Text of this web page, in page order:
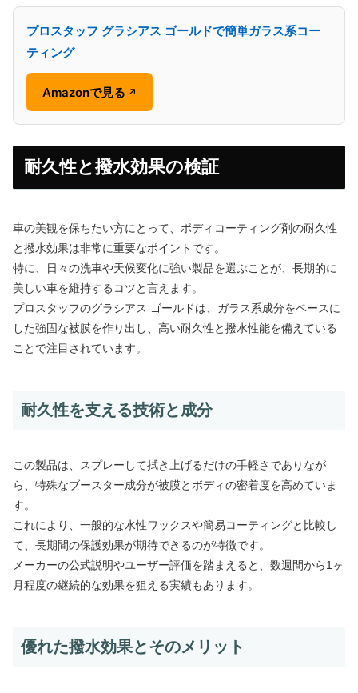
プロスタッフ グラシアス ゴールドで簡単ガラス系コー
ティング
Amazonで見る ↗
耐久性と撥水効果の検証
車の美観を保ちたい方にとって、ボディコーティング剤の耐久性
と撥水効果は非常に重要なポイントです。
特に、日々の洗車や天候変化に強い製品を選ぶことが、長期的に
美しい車を維持するコツと言えます。
プロスタッフのグラシアス ゴールドは、ガラス系成分をベースに
した強固な被膜を作り出し、高い耐久性と撥水性能を備えている
ことで注目されています。
耐久性を支える技術と成分
この製品は、スプレーして拭き上げるだけの手軽さでありなが
ら、特殊なブースター成分が被膜とボディの密着度を高めていま
す。
これにより、一般的な水性ワックスや簡易コーティングと比較し
て、長期間の保護効果が期待できるのが特徴です。
メーカーの公式説明やユーザー評価を踏まえると、数週間から1ヶ
月程度の継続的な効果を狙える実績もあります。
優れた撥水効果とそのメリット